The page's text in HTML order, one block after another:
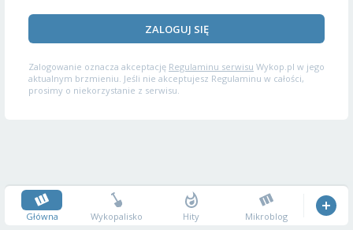
ZALOGUJ SIĘ
Zalogowanie oznacza akceptację Regulaminu serwisu Wykop.pl w jego
aktualnym brzmieniu. Jeśli nie akceptujesz Regulaminu w całości,
prosimy o niekorzystanie z serwisu.
Główna Wykopalisko Hity Mikroblog